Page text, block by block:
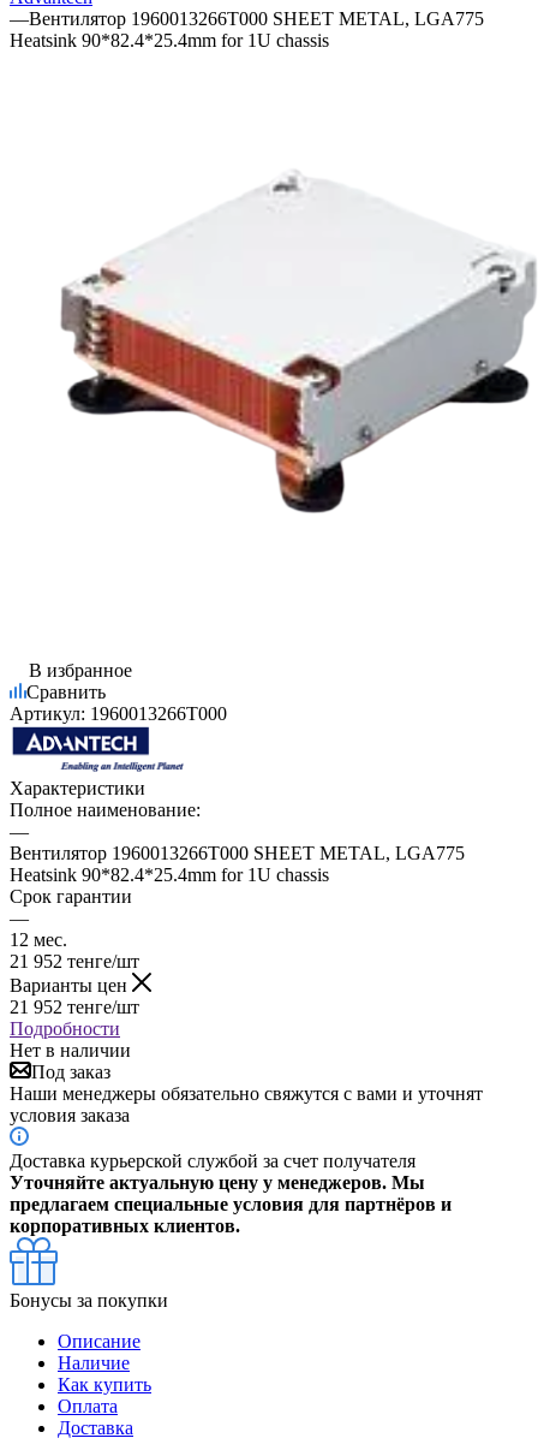
—Вентилятор 1960013266T000 SHEET METAL, LGA775
Heatsink 90*82.4*25.4mm for 1U chassis
В избранное
Сравнить
Артикул: 1960013266T000
Характеристики
Полное наименование:
—
Вентилятор 1960013266T000 SHEET METAL, LGA775
Heatsink 90*82.4*25.4mm for 1U chassis
Срок гарантии
—
12 мес.
21 952 тенге/шт
Варианты цен
21 952 тенге/шт
Подробности
Нет в наличии
Под заказ
Наши менеджеры обязательно свяжутся с вами и уточнят
условия заказа
Доставка курьерской службой за счет получателя
Уточняйте актуальную цену у менеджеров. Мы
предлагаем специальные условия для партнёров и
корпоративных клиентов.
Бонусы за покупки
Описание
Наличие
Как купить
Оплата
Доставка